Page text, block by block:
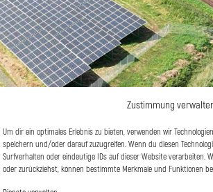
Zustimmung
Um dir ein optimales Erlebnis zu bieten, verwenden wir
speichern und/oder darauf zuzugreifen. Wenn du diesen
Surfverhalten oder eindeutige IDs auf dieser Website verarbeiten.
oder zurückziehst, können bestimmte Merkmale und Funktionen